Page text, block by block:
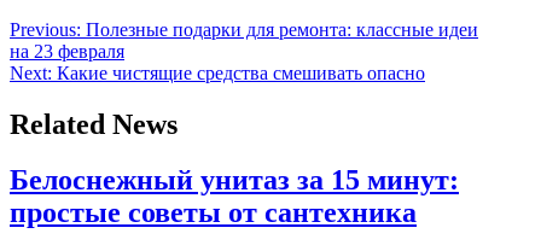
Previous: Полезные подарки для ремонта: классные идеи
на 23 февраля
Next: Какие чистящие средства смешивать опасно
Related News
Белоснежный унитаз за 15 минут:
простые советы от сантехника